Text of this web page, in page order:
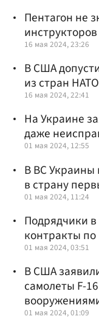
Пентагон не
16 мая 2024, 23:26
В США
из стран
16 мая 2024, 22:41
На Украине
даже
01 мая 2024, 12:55
В ВС Украины
в страну
01 мая 2024, 11:24
Подрядчики
контракты
01 мая 2024, 03:51
В США
самолеты F-
01 мая 2024, 01:09